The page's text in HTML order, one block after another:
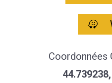
Coordonnées